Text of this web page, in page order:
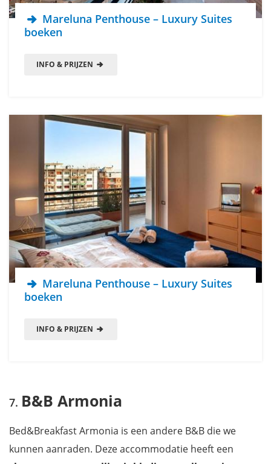
Mareluna Penthouse – Luxury Suites
boeken
INFO & PRIJZEN
Mareluna Penthouse – Luxury Suites
boeken
INFO & PRIJZEN
B&B Armonia
Bed&Breakfast Armonia is een andere B&B die we
kunnen aanraden. Deze accommodatie heeft een